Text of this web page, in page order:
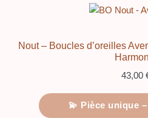
Nout – Boucles d’oreilles
43,00
💫 Pièce unique